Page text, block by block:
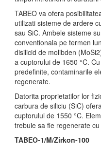
TABEO va ofera
utilizati sisteme de ardere
sau SiC. Ambele sisteme
conventionala pe termen
disilicid de molibden
a cuptorului de 1650 °C.
predefinite, contaminarile
regenerate.
Datorita proprietatilor lor
carbura de siliciu (SiC)
cuptorului de 1550 °C.
trebuie sa fie regenerate
TABEO-1/M/Zirkon-100